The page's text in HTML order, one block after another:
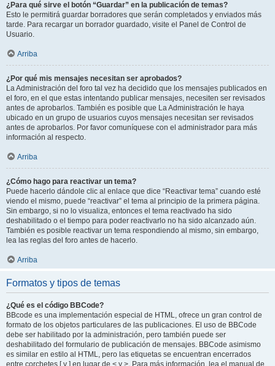
¿Para qué sirve el botón “Guardar” en la publicación de temas?
Esto le permitirá guardar borradores que serán completados y enviados más
tarde. Para recargar un borrador guardado, visite el Panel de Control de
Usuario.
Arriba
¿Por qué mis mensajes necesitan ser aprobados?
La Administración del foro tal vez ha decidido que los mensajes publicados en
el foro, en el que estas intentando publicar mensajes, necesiten ser revisados
antes de aprobarlos. También es posible que La Administración le haya
ubicado en un grupo de usuarios cuyos mensajes necesitan ser revisados
antes de aprobarlos. Por favor comuníquese con el administrador para más
información al respecto.
Arriba
¿Cómo hago para reactivar un tema?
Puede hacerlo dándole clic al enlace que dice “Reactivar tema” cuando esté
viendo el mismo, puede “reactivar” el tema al principio de la primera página.
Sin embargo, si no lo visualiza, entonces el tema reactivado ha sido
deshabilitado o el tiempo para poder reactivarlo no ha sido alcanzado aún.
También es posible reactivar un tema respondiendo al mismo, sin embargo,
lea las reglas del foro antes de hacerlo.
Arriba
Formatos y tipos de temas
¿Qué es el código BBCode?
BBcode es una implementación especial de HTML, ofrece un gran control de
formato de los objetos particulares de las publicaciones. El uso de BBCode
debe ser habilitado por la administración, pero también puede ser
deshabilitado del formulario de publicación de mensajes. BBCode asimismo
es similar en estilo al HTML, pero las etiquetas se encuentran encerrados
entre corchetes [ y ] en lugar de < y >. Para más información, lea el manual de